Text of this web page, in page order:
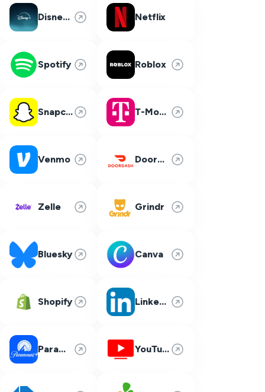
Disney Plus Netflix
Spotify Roblox
Snapchat T-Mobile
Venmo DoorDash
Zelle Grindr
Bluesky Canva
Shopify LinkedIn
Paramount Plus YouTube TV